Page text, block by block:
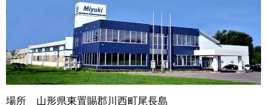
場所 山形県東置賜郡川西町尾長島